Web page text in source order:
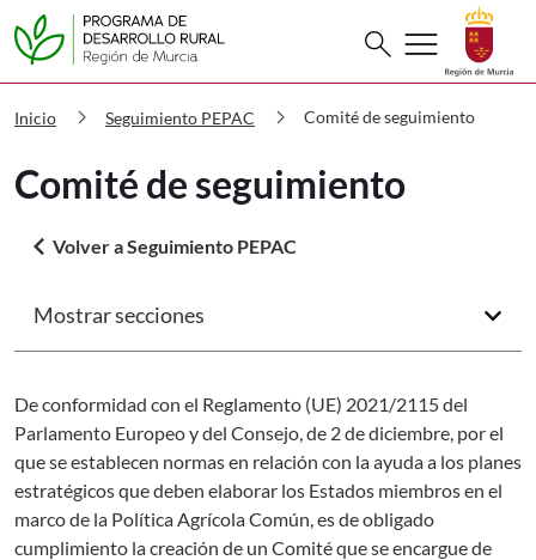
PDR Comité de seguimientoBuscar
search menu
Inicio chevron_right Seguimiento PEPAC chevron_right Comité de seguimiento
Comité de seguimiento
arrow_back_ios Volver a Seguimiento PEPAC
Mostrar secciones arrow_forward_ios
De conformidad con el Reglamento (UE) 2021/2115 del
Parlamento Europeo y del Consejo, de 2 de diciembre, por el
que se establecen normas en relación con la ayuda a los planes
estratégicos que deben elaborar los Estados miembros en el
marco de la Política Agrícola Común, es de obligado
cumplimiento la creación de un Comité que se encargue de